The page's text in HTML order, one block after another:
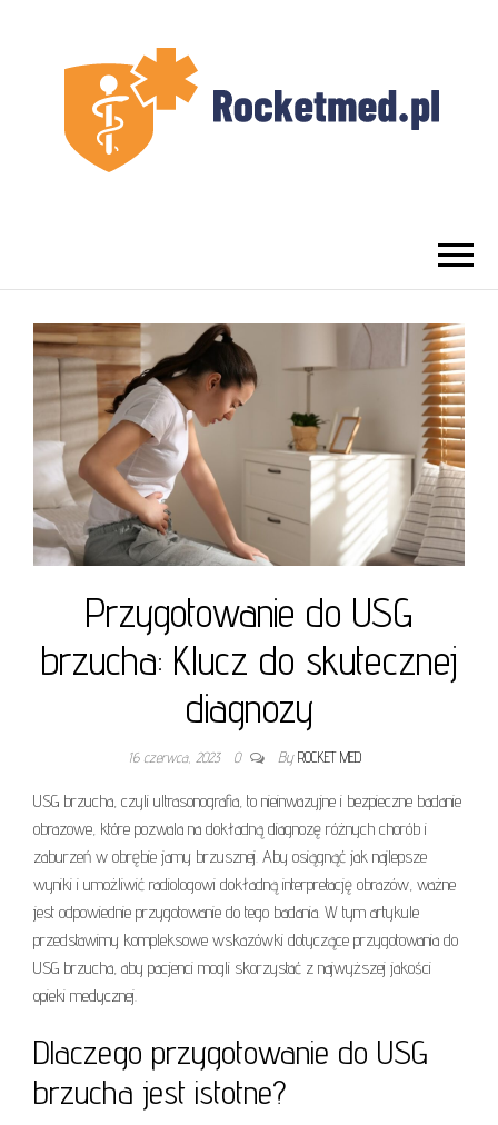
WARSZAWA
Przygotowanie do USG
brzucha: Klucz do skutecznej
diagnozy
16 czerwca, 2023 0 By ROCKET MED
USG brzucha, czyli ultrasonografia, to nieinwazyjne i bezpieczne badanie
obrazowe, które pozwala na dokładną diagnozę różnych chorób i
zaburzeń w obrębie jamy brzusznej. Aby osiągnąć jak najlepsze
wyniki i umożliwić radiologowi dokładną interpretację obrazów, ważne
jest odpowiednie przygotowanie do tego badania. W tym artykule
przedstawimy kompleksowe wskazówki dotyczące przygotowania do
USG brzucha, aby pacjenci mogli skorzystać z najwyższej jakości
opieki medycznej.
Dlaczego przygotowanie do USG
brzucha jest istotne?